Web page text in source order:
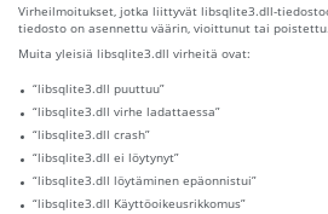
Virheilmoitukset, jotka liittyvät libsqlite3.dll-
tiedosto on asennettu väärin, vioittunut tai poistettu.
Muita yleisiä libsqlite3.dll virheitä ovat:
“libsqlite3.dll puuttuu”
“libsqlite3.dll virhe ladattaessa”
“libsqlite3.dll crash”
“libsqlite3.dll ei löytynyt”
“libsqlite3.dll löytäminen epäonnistui”
“libsqlite3.dll Käyttöoikeusrikkomus”